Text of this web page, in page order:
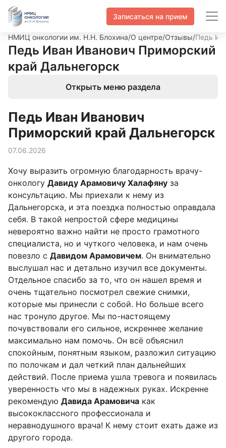
Записаться на прием
НМИЦ онкологии им. Н.Н. Блохина/О центре/Отзывы/Педь
Педь Иван Иванович Приморский
край Дальнегорск
Открыть меню раздела
Педь Иван Иванович
Приморский край Дальнегорск
07.06.2026
Хочу выразить огромную благодарность врачу-
онкологу Давиду Арамовичу Халафяну за
консультацию. Мы приехали к нему из
Дальнегорска, и эта поездка полностью оправдала
себя. В такой непростой сфере медицины
невероятно важно найти не просто грамотного
специалиста, но и чуткого человека, и нам очень
повезло с Давидом Арамовичем. Он внимательно
выслушал нас и детально изучил все документы.
Отдельное спасибо за то, что он нашел время и
очень тщательно посмотрел свежие снимки,
которые мы принесли с собой. Но больше всего
нас тронуло другое. Мы по-настоящему
почувствовали его сильное, искреннее желание
максимально нам помочь. Он всё объяснил
спокойным, понятным языком, разложил ситуацию
по полочкам и дал четкий план дальнейших
действий. После приема ушла тревога и появилась
уверенность что мы в надежных руках. Искренне
рекомендую Давида Арамовича как
высококлассного профессионала и
неравнодушного врача! К нему стоит ехать даже из
другого города.